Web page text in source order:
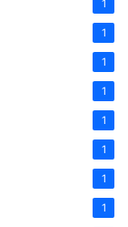
1
1
1
1
1
1
1
1